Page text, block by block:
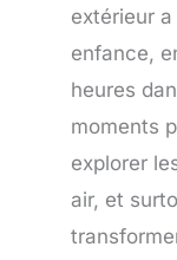
extérieur
enfance,
heures
moments
explorer
air, et